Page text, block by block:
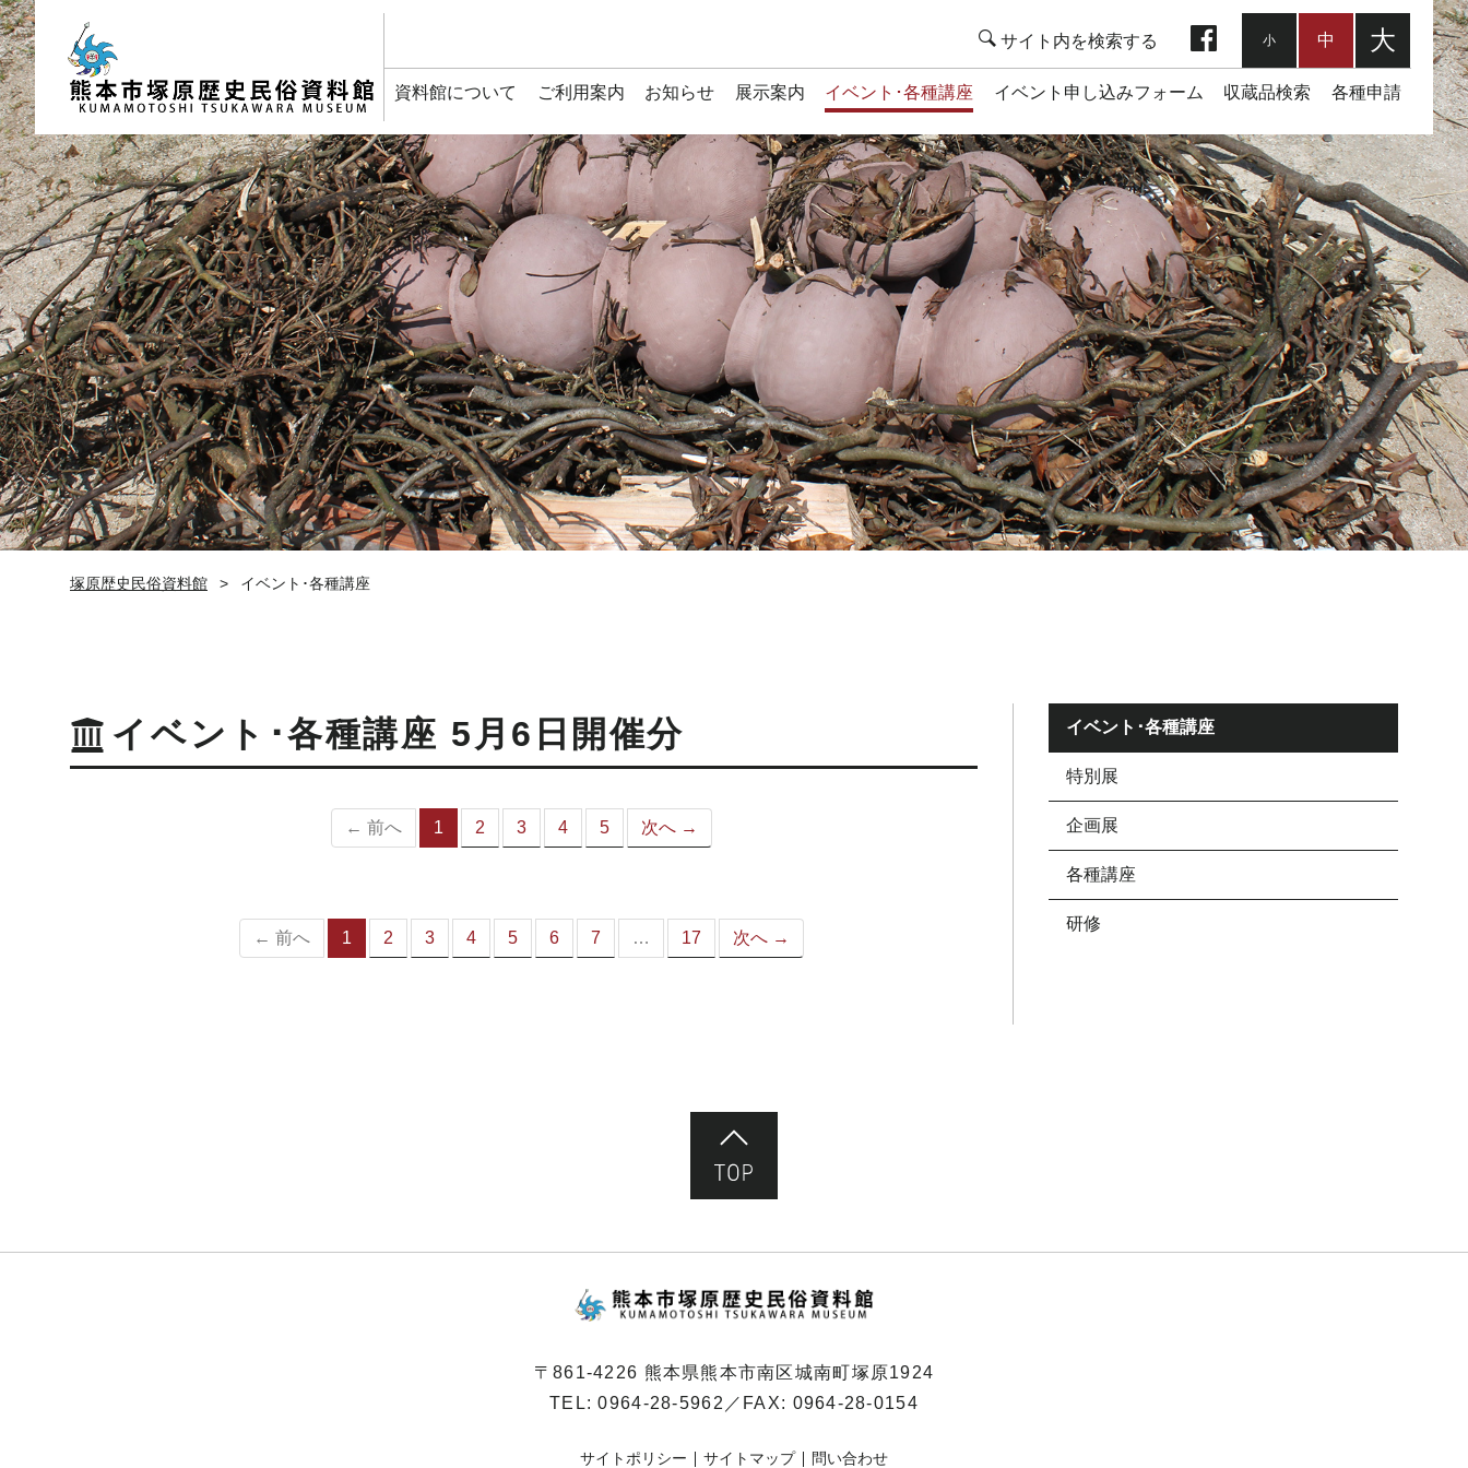
資料館について ご利用案内 お知らせ 展示案内 イベント･各種講座 イベント申し込みフォーム 収蔵品検索 各種申請
小 中 大
塚原歴史民俗資料館 イベント･各種講座
イベント･各種講座 5月6日開催分
← 前へ 1
（こ
ジ）
2 3 4 5 次へ →
← 前へ 1
（こ
2 3 4 5 6 7 … 17 次へ →
イベント･各種講座
特別展
企画展
各種講座
研修
〒861-4226 熊本県熊本市南区城南町塚原1924
TEL:0964-28-5962 ／FAX: 0964-28-0154
サイトポリシー サイトマップ 問い合わせ